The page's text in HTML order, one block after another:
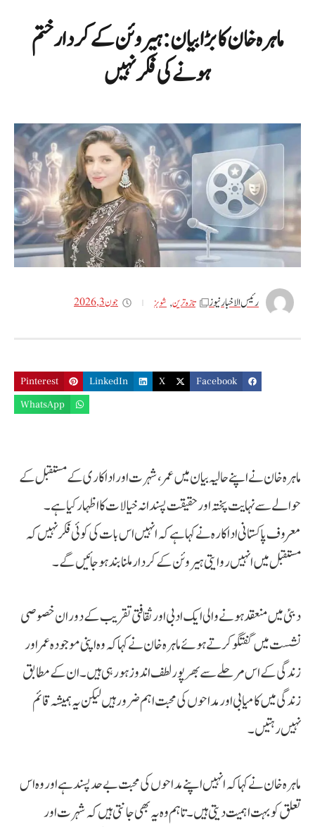
ماہرہ خان کا بڑا بیان: ہیروئن کے کردار ختم
ہونے کی فکر نہیں
رئیس الاخبار نیوز تازه ترین, شوبز جون 3, 2026
Facebook
X
LinkedIn
Pinterest
WhatsApp
ماہرہ خان نے اپنے حالیہ بیان میں عمر، شہرت اور اداکاری کے مستقبل کے
حوالے سے نہایت پختہ اور حقیقت پسندانہ خیالات کا اظہار کیا ہے۔
معروف پاکستانی اداکارہ نے کہا ہے کہ انہیں اس بات کی کوئی فکر نہیں کہ
مستقبل میں انہیں روایتی ہیروئن کے کردار ملنا بند ہو جائیں گے۔
دبئی میں منعقد ہونے والی ایک ادبی اور ثقافتی تقریب کے دوران خصوصی
نشست میں گفتگو کرتے ہوئے ماہرہ خان نے کہا کہ وہ اپنی موجودہ عمر اور
زندگی کے اس مرحلے سے بھرپور لطف اندوز ہو رہی ہیں۔ ان کے مطابق
زندگی میں کامیابی اور مداحوں کی محبت اہم ضرور ہیں لیکن یہ ہمیشہ قائم
نہیں رہتیں۔
ماہرہ خان نے کہا کہ انہیں اپنے مداحوں کی محبت بے حد پسند ہے اور وہ اس
تعلق کو بہت اہمیت دیتی ہیں۔ تاہم وہ یہ بھی جانتی ہیں کہ شہرت اور